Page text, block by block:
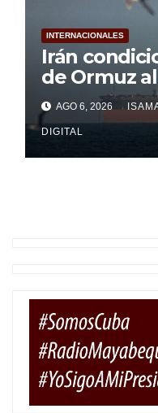
INTERNACIONALES
Irán
de Ormuz
de Estados
AGO 6, 2026
DIGITAL